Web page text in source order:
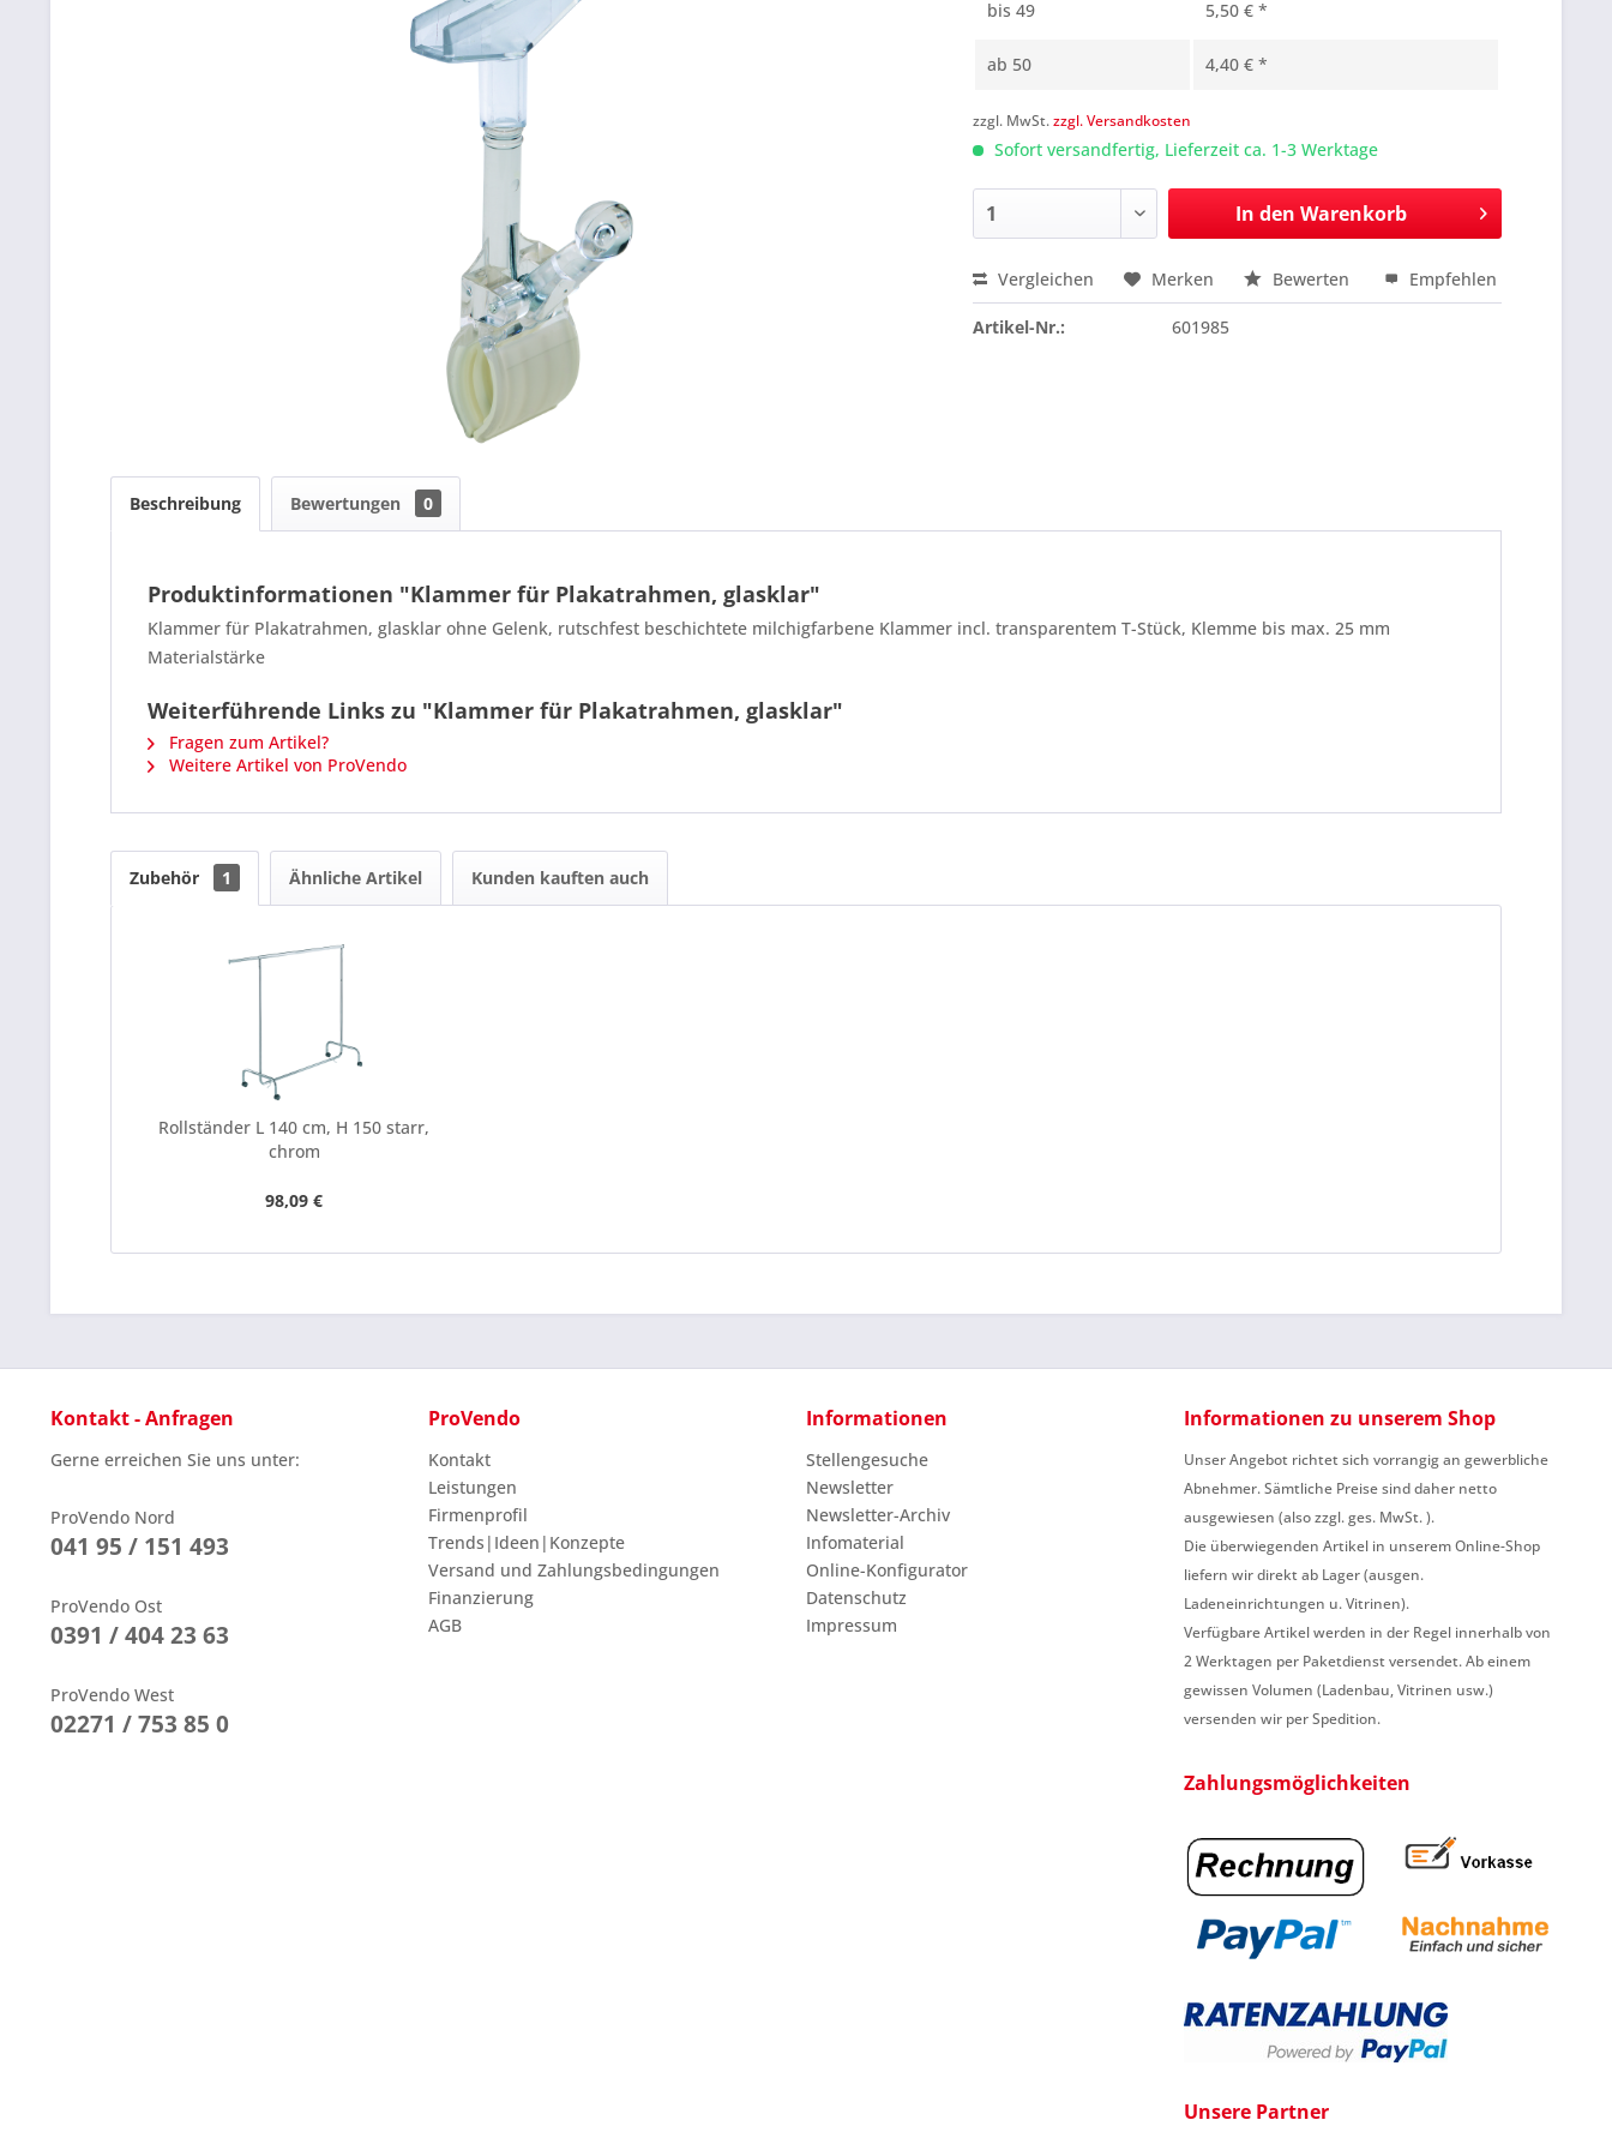
bis49 5,50 € *
ab 50 4,40 € *
zzgl. MwSt.zzgl. Versandkosten
Sofort versandfertig, Lieferzeit ca. 1-3 Werktage
In den Warenkorb
Preis anfragen
Vergleichen Merken Bewerten Empfehlen
Artikel-Nr.: 601985
Beschreibung Bewertungen 0
Produktinformationen "Klammer für Plakatrahmen, glasklar"
Klammer für Plakatrahmen, glasklar ohne Gelenk, rutschfest beschichtete milchigfarbene Klammer incl. transparentem T-Stück, Klemme bis max. 25 mm
Materialstärke
Weiterführende Links zu "Klammer für Plakatrahmen, glasklar"
Fragen zum Artikel?
Weitere Artikel von ProVendo
Zubehör 1 Ähnliche Artikel Kunden kauften auch
Rollständer L 140 cm, H 150 starr,
chrom
98,09 €
Kontakt - Anfragen
Gerne erreichen Sie uns unter:
ProVendo Nord
041 95 / 151 493
ProVendo Ost
0391 / 404 23 63
ProVendo West
02271 / 753 85 0
ProVendo
Kontakt
Leistungen
Firmenprofil
Trends|Ideen|Konzepte
Versand und Zahlungsbedingungen
Finanzierung
AGB
Informationen
Stellengesuche
Newsletter
Newsletter-Archiv
Infomaterial
Online-Konfigurator
Datenschutz
Impressum
Informationen zu unserem Shop
Unser Angebot richtet sich vorrangig an gewerbliche
Abnehmer. Sämtliche Preise sind daher netto
ausgewiesen (also zzgl. ges. MwSt. ).
Die überwiegenden Artikel in unserem Online-Shop
liefern wir direkt ab Lager (ausgen.
Ladeneinrichtungen u. Vitrinen).
Verfügbare Artikel werden in der Regel innerhalb von
2 Werktagen per Paketdienst versendet. Ab einem
gewissen Volumen (Ladenbau, Vitrinen usw.)
versenden wir per Spedition.
Zahlungsmöglichkeiten
Unsere Partner